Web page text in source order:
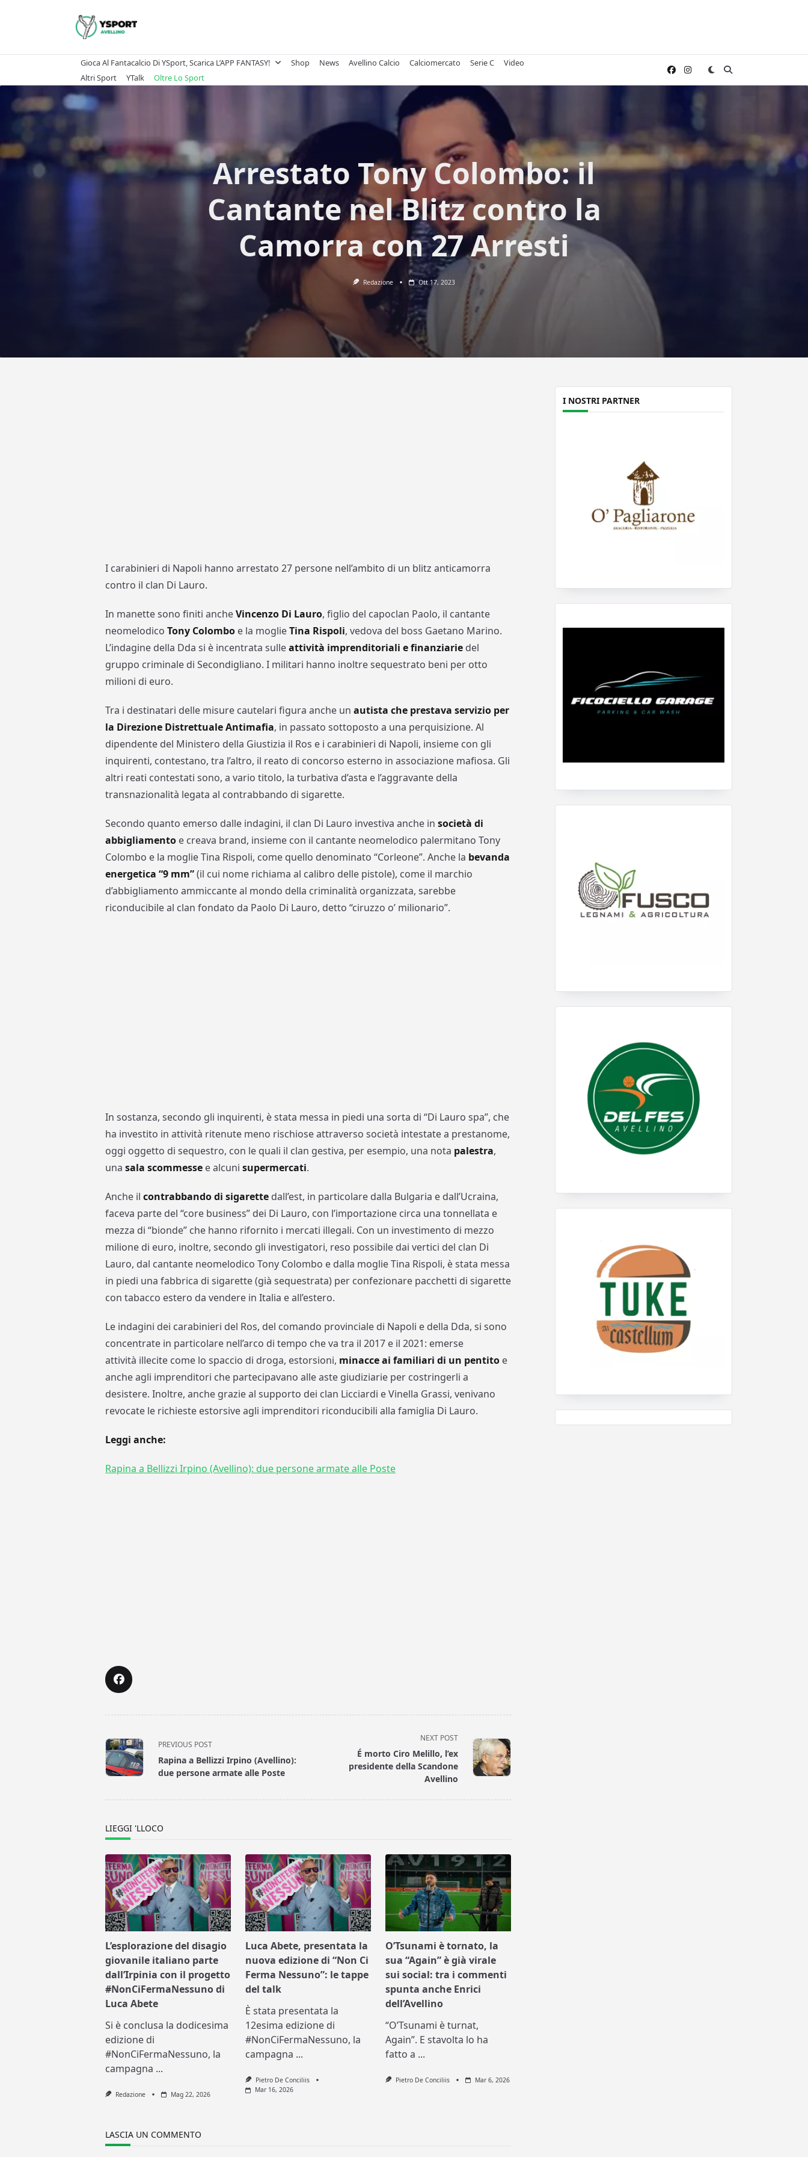
Gioca Al Fantacalcio Di YSport, Scarica L’APP FANTASY! Shop News Avellino Calcio Calciomercato Serie C
Video
Altri Sport
YTalk Oltre Lo Sport
Arrestato Tony Colombo: il
Cantante nel Blitz contro la
Camorra con 27 Arresti
Redazione Ott 17, 2023
I carabinieri di Napoli hanno arrestato 27 persone nell’ambito di un blitz anticamorra
contro il clan Di Lauro.
In manette sono finiti ancheVincenzo Di Lauro, figlio del capoclan Paolo, il cantante
neomelodicoTony Colombo e la moglieTina Rispoli, vedova del boss Gaetano Marino.
L’indagine della Dda si è incentrata sulleattività imprenditoriali e finanziarie del
gruppo criminale di Secondigliano. I militari hanno inoltre sequestrato beni per otto
milioni di euro.
Tra i destinatari delle misure cautelari figura anche un autista che prestava servizio per
la Direzione Distrettuale Antimafia, in passato sottoposto a una perquisizione. Al
dipendente del Ministero della Giustizia il Ros e i carabinieri di Napoli, insieme con gli
inquirenti, contestano, tra l’altro, il reato di concorso esterno in associazione mafiosa. Gli
altri reati contestati sono, a vario titolo, la turbativa d’asta e l’aggravante della
transnazionalità legata al contrabbando di sigarette.
Secondo quanto emerso dalle indagini, il clan Di Lauro investiva anche insocietà di
abbigliamento e creava brand, insieme con il cantante neomelodico palermitano Tony
Colombo e la moglie Tina Rispoli, come quello denominato “Corleone”. Anche la bevanda
energetica “9 mm”(il cui nome richiama al calibro delle pistole), come il marchio
d’abbigliamento ammiccante al mondo della criminalità organizzata, sarebbe
riconducibile al clan fondato da Paolo Di Lauro, detto “ciruzzo o’ milionario”.
In sostanza, secondo gli inquirenti, è stata messa in piedi una sorta di “Di Lauro spa”, che
ha investito in attività ritenute meno rischiose attraverso società intestate a prestanome,
oggi oggetto di sequestro, con le quali il clan gestiva, per esempio, una nota palestra,
unasala scommesse e alcunisupermercati.
Anche ilcontrabbando di sigarette dall’est, in particolare dalla Bulgaria e dall’Ucraina,
faceva parte del “core business” dei Di Lauro, con l’importazione circa una tonnellata e
mezza di “bionde” che hanno rifornito i mercati illegali. Con un investimento di mezzo
milione di euro, inoltre, secondo gli investigatori, reso possibile dai vertici del clan Di
Lauro, dal cantante neomelodico Tony Colombo e dalla moglie Tina Rispoli, è stata messa
in piedi una fabbrica di sigarette (già sequestrata) per confezionare pacchetti di sigarette
con tabacco estero da vendere in Italia e all’estero.
Le indagini dei carabinieri del Ros, del comando provinciale di Napoli e della Dda, si sono
concentrate in particolare nell’arco di tempo che va tra il 2017 e il 2021: emerse
attività illecite come lo spaccio di droga, estorsioni, minacce ai familiari di un pentito e
anche agli imprenditori che partecipavano alle aste giudiziarie per costringerli a
desistere. Inoltre, anche grazie al supporto dei clan Licciardi e Vinella Grassi, venivano
revocate le richieste estorsive agli imprenditori riconducibili alla famiglia Di Lauro.
Leggi anche:
Rapina a Bellizzi Irpino (Avellino): due persone armate alle Poste
<span
class="nav-
subtitle
screen-
PREVIOUS POST
Rapina a Bellizzi Irpino (Avellino):
due persone armate alle Poste
NEXT POST
É morto Ciro Melillo, l’ex
presidente della Scandone
Avellino
LIEGGI 'LLOCO
L’esplorazione del disagio
giovanile italiano parte
dall’Irpinia con il progetto
#NonCiFermaNessuno di
Luca Abete
Si è conclusa la dodicesima
edizione di
#NonCiFermaNessuno, la
campagna ...
Redazione Mag 22, 2026
Luca Abete, presentata la
nuova edizione di “Non Ci
Ferma Nessuno”: le tappe
del talk
È stata presentata la
12esima edizione di
#NonCiFermaNessuno, la
campagna ...
Pietro De Conciliis
Mar 16, 2026
O’Tsunami è tornato, la
sua “Again” è già virale
sui social: tra i commenti
spunta anche Enrici
dell’Avellino
“O’Tsunami è turnat,
Again”. E stavolta lo ha
fatto a ...
Pietro De Conciliis Mar 6, 2026
LASCIA UN COMMENTO
I NOSTRI PARTNER